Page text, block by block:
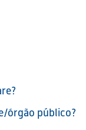
órgão público?